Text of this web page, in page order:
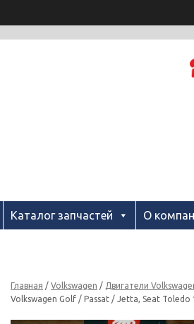
Каталог запчастей О
Главная /Volkswagen / Двигатели
Volkswagen Golf / Passat / Jetta, Seat Toledo